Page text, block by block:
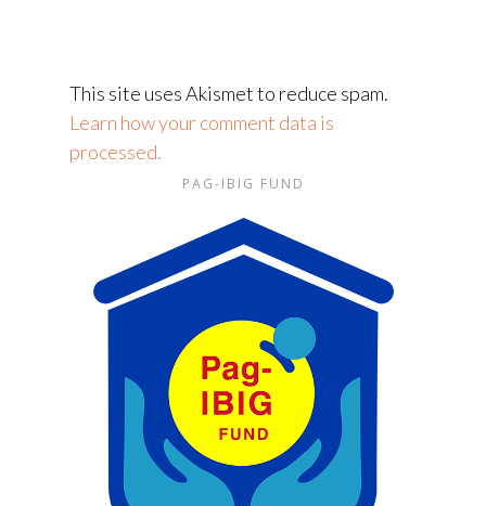
This site uses Akismet to reduce spam.
Learn how your comment data is
processed.
PAG-IBIG FUND